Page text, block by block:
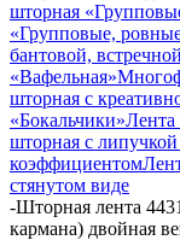
шторная
«Групповые,
бантовой,
«Вафельная»
шторная с
«Бокальчики»Лента
шторная с
коэффициентом
стянутом виде
-Шторная лента
кармана) двойная